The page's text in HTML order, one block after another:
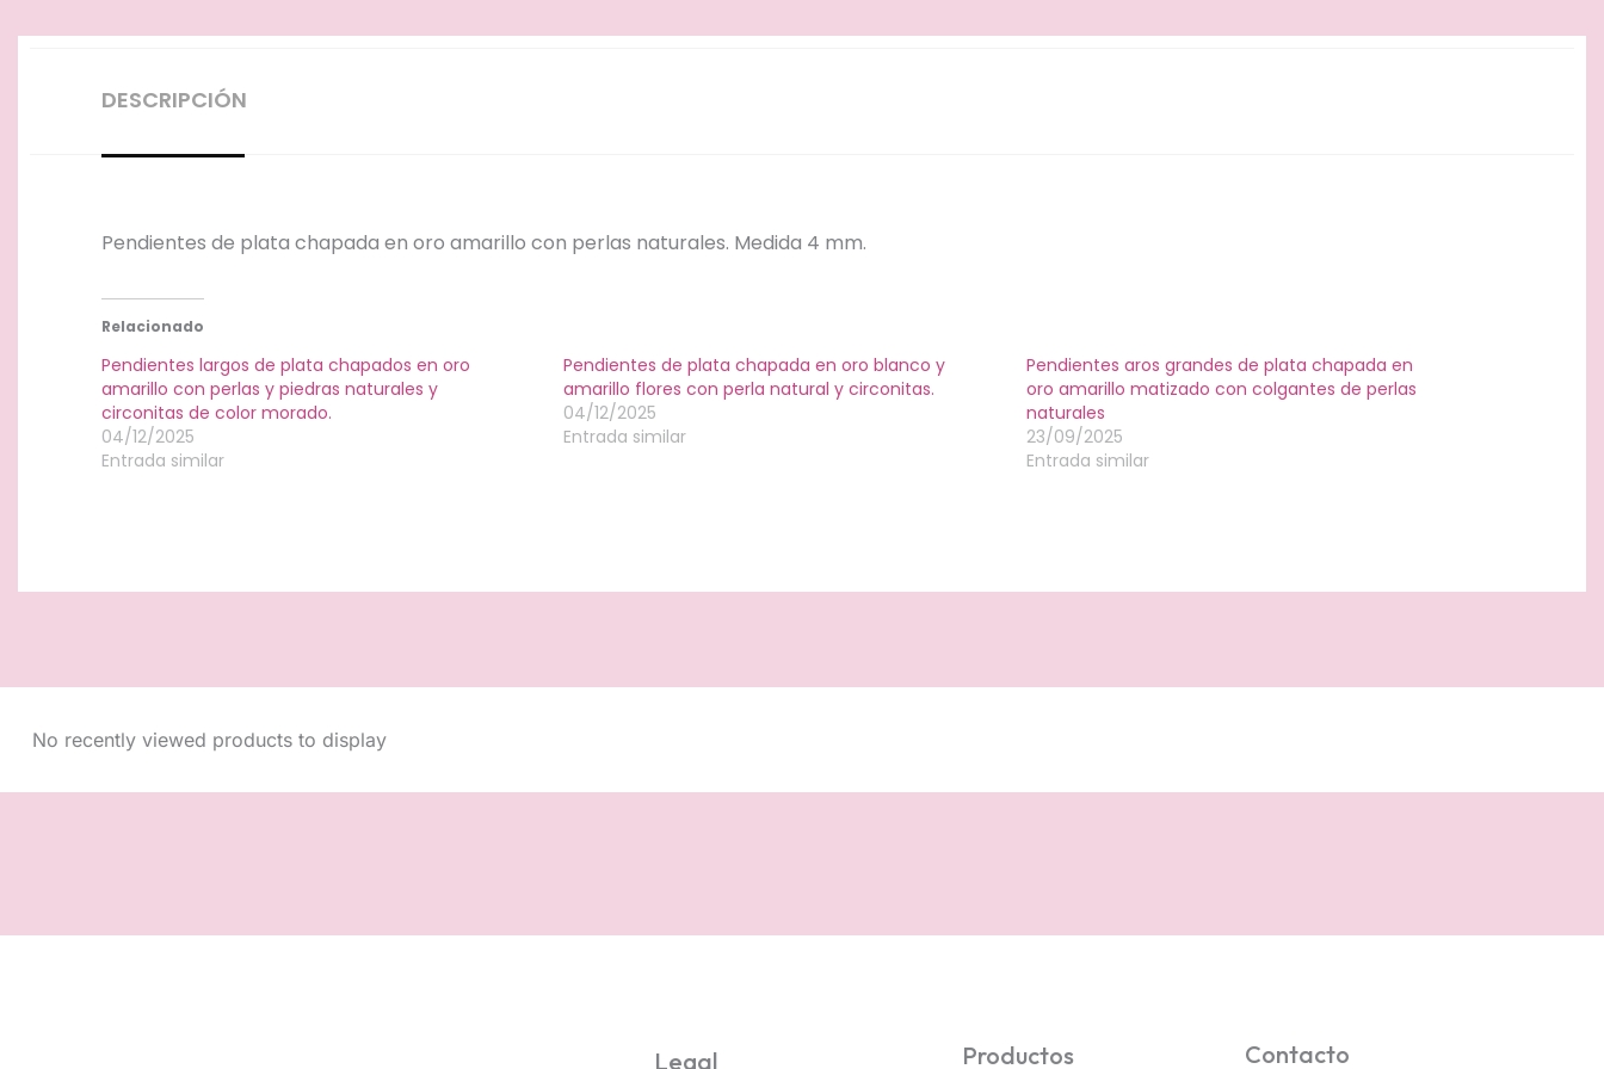
DESCRIPCIÓN
Pendientes de plata chapada en oro amarillo con perlas naturales. Medida 4 mm.
Relacionado
Pendientes largos de plata chapados en oro
amarillo con perlas y piedras naturales y
circonitas de color morado.
04/12/2025
Entrada similar
Pendientes de plata chapada en oro blanco y
amarillo flores con perla natural y circonitas.
04/12/2025
Entrada similar
Pendientes aros grandes de plata chapada en
oro amarillo matizado con colgantes de perlas
naturales
23/09/2025
Entrada similar
No recently viewed products to display
Legal Productos Contacto